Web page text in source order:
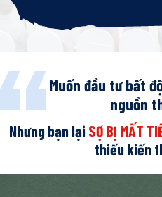
Nhưng bạn lạiSỢ BỊ MẤT
thiếu kiến
Muốn đầu tư bất
nguồn